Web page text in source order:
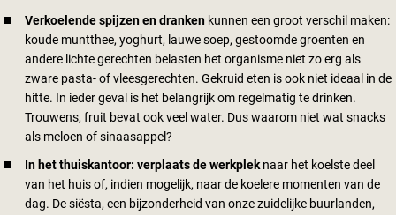
Verkoelende spijzen en dranken kunnen een groot verschil maken:
koude muntthee, yoghurt, lauwe soep, gestoomde groenten en
andere lichte gerechten belasten het organisme niet zo erg als
zware pasta- of vleesgerechten. Gekruid eten is ook niet ideaal in de
hitte. In ieder geval is het belangrijk om regelmatig te drinken.
Trouwens, fruit bevat ook veel water. Dus waarom niet wat snacks
als meloen of sinaasappel?
In het thuiskantoor: verplaats de werkplek naar het koelste deel
van het huis of, indien mogelijk, naar de koelere momenten van de
dag. De siësta, een bijzonderheid van onze zuidelijke buurlanden,